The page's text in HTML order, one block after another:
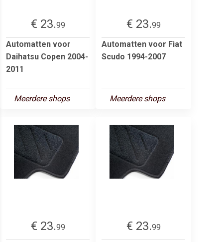
€ 23.99
Automatten voor
Daihatsu Copen 2004-
2011
Meerdere shops
€ 23.99
Automatten voor Fiat
Scudo 1994-2007
Meerdere shops
€ 23.99
€ 23.99